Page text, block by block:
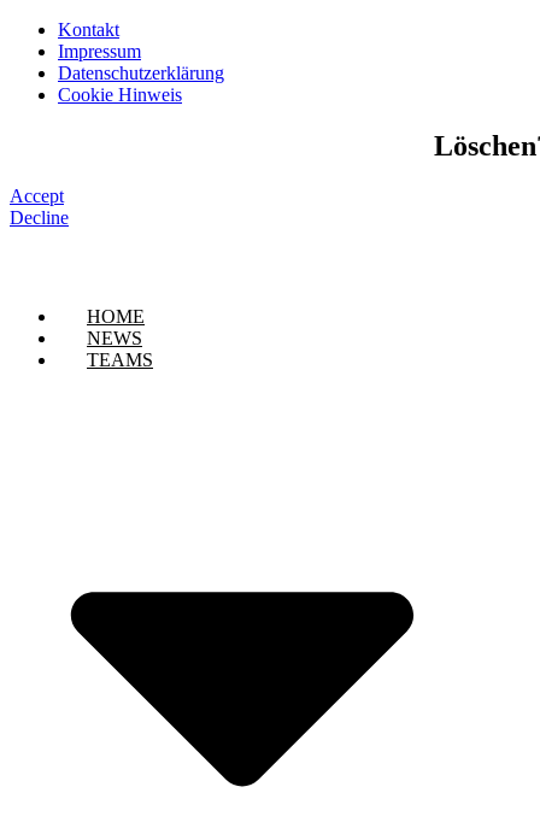
Kontakt
Impressum
Datenschutzerklärung
Cookie Hinweis
Accept
Decline
HOME
NEWS
TEAMS